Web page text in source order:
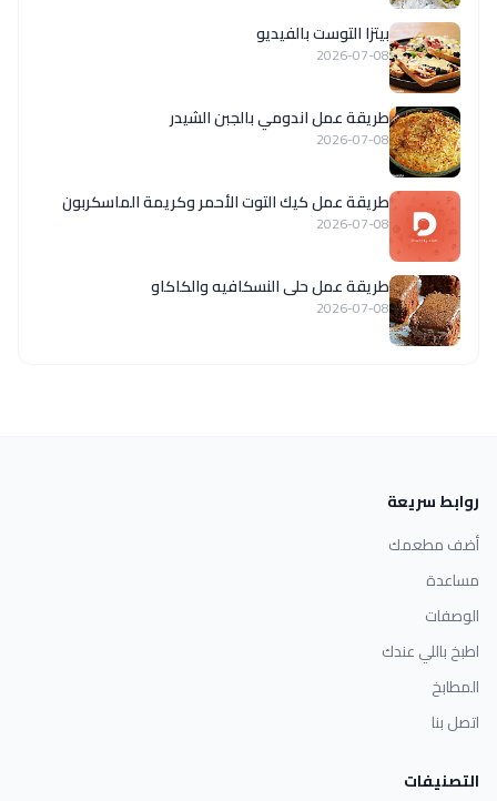
بيتزا التوست بالفيديو
2026-07-08
طريقة عمل اندومي بالجبن الشيدر
2026-07-08
طريقة عمل كيك التوت الأحمر وكريمة الماسكربون
2026-07-08
طريقة عمل حلى النسكافيه والكاكاو
2026-07-08
روابط سريعة
أضف مطعمك
مساعدة
الوصفات
اطبخ باللي عندك
المطابخ
اتصل بنا
التصنيفات